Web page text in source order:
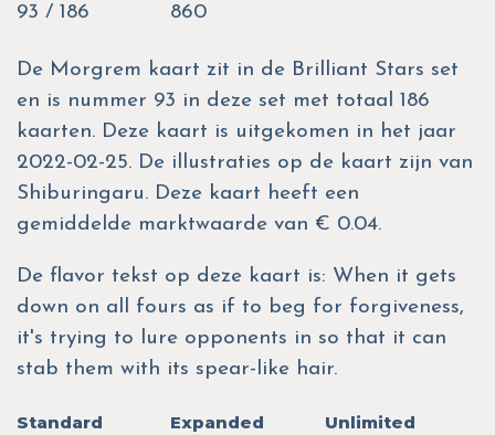
93 / 186
860
De Morgrem kaart zit in de Brilliant Stars set
en is nummer 93 in deze set met totaal 186
kaarten. Deze kaart is uitgekomen in het jaar
2022-02-25. De illustraties op de kaart zijn van
Shiburingaru. Deze kaart heeft een
gemiddelde marktwaarde van € 0.04.
De flavor tekst op deze kaart is: When it gets
down on all fours as if to beg for forgiveness,
it's trying to lure opponents in so that it can
stab them with its spear-like hair.
Standard
Expanded
Unlimited